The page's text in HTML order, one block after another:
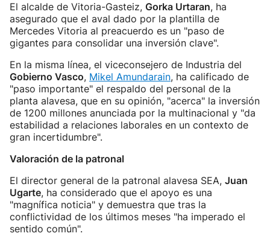
El alcalde de Vitoria-Gasteiz, Gorka Urtaran, ha
asegurado que el aval dado por la plantilla de
Mercedes Vitoria al preacuerdo es un "paso de
gigantes para consolidar una inversión clave".
En la misma línea, el viceconsejero de Industria del
Gobierno Vasco, Mikel Amundarain, ha calificado de
"paso importante" el respaldo del personal de la
planta alavesa, que en su opinión, "acerca" la inversión
de 1200 millones anunciada por la multinacional y "da
estabilidad a relaciones laborales en un contexto de
gran incertidumbre".
Valoración de la patronal
El director general de la patronal alavesa SEA, Juan
Ugarte, ha considerado que el apoyo es una
"magnífica noticia" y demuestra que tras la
conflictividad de los últimos meses "ha imperado el
sentido común".